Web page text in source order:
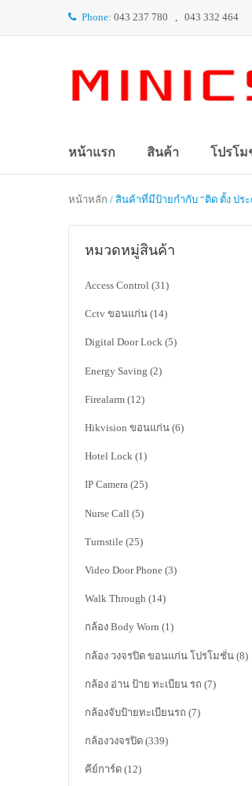
Phone: 043 237 780 , 043 332 464
หน้าแรก สินค้า โปรโ
หน้าหลัก / สินค้าที่มีป้ายกำกับ “ติด ตั้ง ปร
หมวดหมู่สินค้า
Access Control (31)
Cctv ขอนแก่น (14)
Digital Door Lock (5)
Energy Saving (2)
Firealarm (12)
Hikvision ขอนแก่น (6)
Hotel Lock (1)
IP Camera (25)
Nurse Call (5)
Turnstile (25)
Video Door Phone (3)
Walk Through (14)
กล้อง Body Worn (1)
กล้อง วงจรปิด ขอนแก่น โปรโมชั่น (8)
กล้อง อ่าน ป้าย ทะเบียน รถ (7)
กล้องจับป้ายทะเบียนรถ (7)
กล้องวงจรปิด (339)
คีย์การ์ด (12)